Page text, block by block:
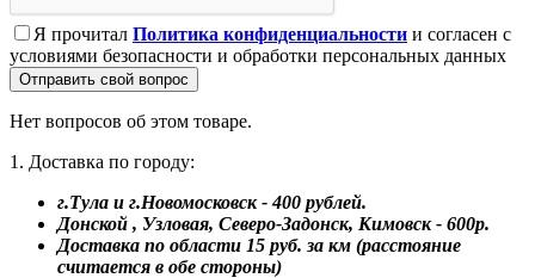
Я прочитал Политика конфиденциальности и согласен с
условиями безопасности и обработки персональных данных
Отправить свой вопрос
Нет вопросов об этом товаре.
1. Доставка по городу:
г.Тула и г.Новомосковск - 400 рублей.
Донской , Узловая, Северо-Задонск, Кимовск - 600р.
Доставка по области 15 руб. за км (расстояние
считается в обе стороны)